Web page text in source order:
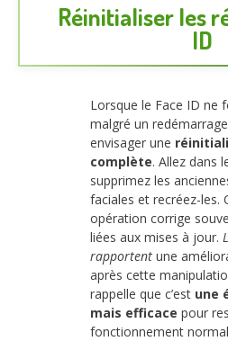
Réinitialiser les
ID
Lorsque le Face ID ne
malgré un
envisager une
complète. Allez dans
supprimez les
faciales et recréez-les.
opération corrige
liées aux mises à jour.
rapportent une
après cette
rappelle que c’est une
mais efficace pour
fonctionnement